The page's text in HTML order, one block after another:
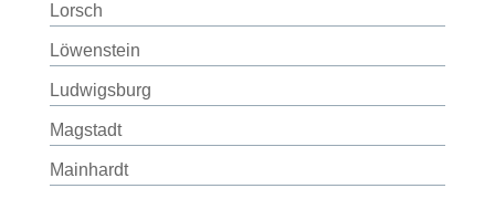
Lorsch
Löwenstein
Ludwigsburg
Magstadt
Mainhardt